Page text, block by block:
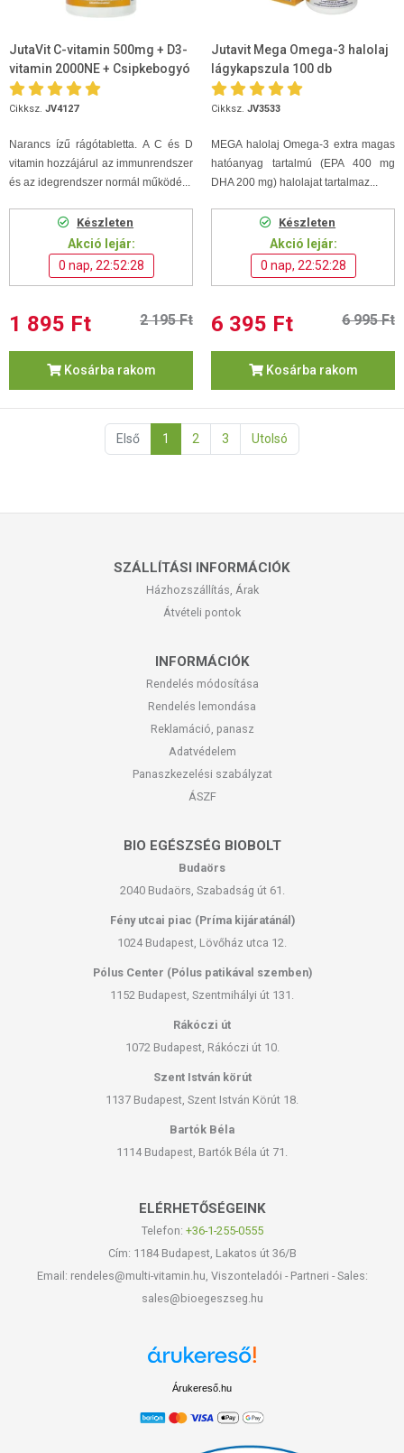
JutaVit C-vitamin 500mg + D3-
vitamin 2000NE + Csipkebogyó
kivonat rágótabletta 100db
Cikksz. JV4127
Narancs ízű rágótabletta. A C és D
vitamin hozzájárul az immunrendszer
és az idegrendszer normál működé...
Készleten
Akció lejár:
0 nap, 22:52:27
1 895 Ft 2 195 Ft
Kosárba rakom
Jutavit Mega Omega-3 halolaj
lágykapszula 100 db
Cikksz. JV3533
MEGA halolaj Omega-3 extra magas
hatóanyag tartalmú (EPA 400 mg
DHA 200 mg) halolajat tartalmaz...
Készleten
Akció lejár:
0 nap, 22:52:27
6 395 Ft 6 995 Ft
Kosárba rakom
Első 1 2 3 Utolsó
SZÁLLÍTÁSI INFORMÁCIÓK
Házhozszállítás, Árak
Átvételi pontok
INFORMÁCIÓK
Rendelés módosítása
Rendelés lemondása
Reklamáció, panasz
Adatvédelem
Panaszkezelési szabályzat
ÁSZF
BIO EGÉSZSÉG BIOBOLT
Budaörs
2040 Budaörs, Szabadság út 61.
Fény utcai piac (Príma kijáratánál)
1024 Budapest, Lövőház utca 12.
Pólus Center (Pólus patikával szemben)
1152 Budapest, Szentmihályi út 131.
Rákóczi út
1072 Budapest, Rákóczi út 10.
Szent István körút
1137 Budapest, Szent István Körút 18.
Bartók Béla
1114 Budapest, Bartók Béla út 71.
ELÉRHETŐSÉGEINK
Telefon: +36-1-255-0555
Cím: 1184 Budapest, Lakatos út 36/B
Email: rendeles@multi-vitamin.hu, Viszonteladói - Partneri - Sales:
sales@bioegeszseg.hu
Árukereső.hu